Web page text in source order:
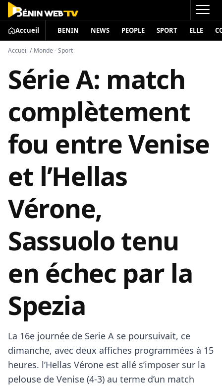
Accueil BENIN NEWS PEOPLE SPORT ELLE
Accueil / Monde - Sport
Série A: match
complètement
fou entre Venise
et l’Hellas
Vérone,
Sassuolo tenu
en échec par la
Spezia
La 16e journée de Serie A se poursuivait, ce
dimanche, avec deux affiches programmées à 15
heures. l’Hellas Vérone est allé s’imposer sur la
pelouse de Venise (4-3) au terme d’un match